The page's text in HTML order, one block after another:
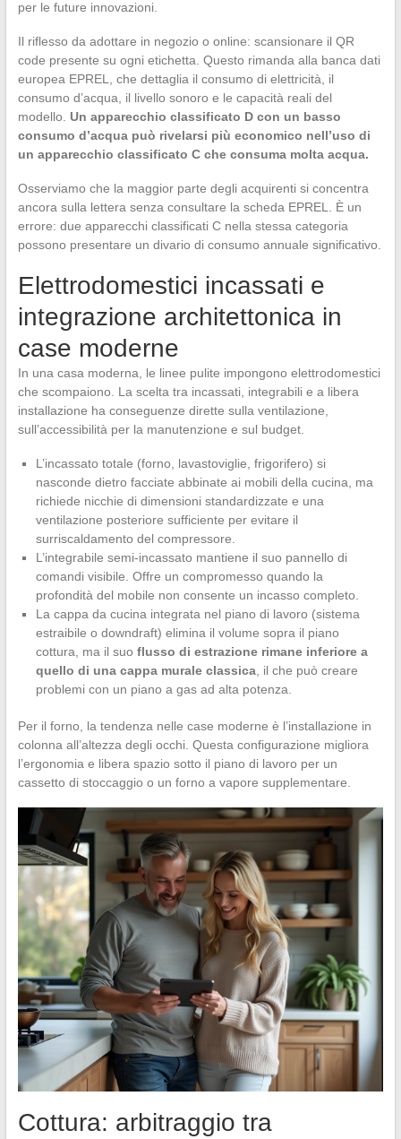
per le future innovazioni.
Il riflesso da adottare in negozio o online: scansionare il QR
code presente su ogni etichetta. Questo rimanda alla banca dati
europea EPREL, che dettaglia il consumo di elettricità, il
consumo d’acqua, il livello sonoro e le capacità reali del
modello. Un apparecchio classificato D con un basso
consumo d’acqua può rivelarsi più economico nell’uso di
un apparecchio classificato C che consuma molta acqua.
Osserviamo che la maggior parte degli acquirenti si concentra
ancora sulla lettera senza consultare la scheda EPREL. È un
errore: due apparecchi classificati C nella stessa categoria
possono presentare un divario di consumo annuale significativo.
Elettrodomestici incassati e
integrazione architettonica in
case moderne
In una casa moderna, le linee pulite impongono elettrodomestici
che scompaiono. La scelta tra incassati, integrabili e a libera
installazione ha conseguenze dirette sulla ventilazione,
sull’accessibilità per la manutenzione e sul budget.
L’incassato totale (forno, lavastoviglie, frigorifero) si
nasconde dietro facciate abbinate ai mobili della cucina, ma
richiede nicchie di dimensioni standardizzate e una
ventilazione posteriore sufficiente per evitare il
surriscaldamento del compressore.
L’integrabile semi-incassato mantiene il suo pannello di
comandi visibile. Offre un compromesso quando la
profondità del mobile non consente un incasso completo.
La cappa da cucina integrata nel piano di lavoro (sistema
estraibile o downdraft) elimina il volume sopra il piano
cottura, ma il suo flusso di estrazione rimane inferiore a
quello di una cappa murale classica, il che può creare
problemi con un piano a gas ad alta potenza.
Per il forno, la tendenza nelle case moderne è l’installazione in
colonna all’altezza degli occhi. Questa configurazione migliora
l’ergonomia e libera spazio sotto il piano di lavoro per un
cassetto di stoccaggio o un forno a vapore supplementare.
Cottura: arbitraggio tra